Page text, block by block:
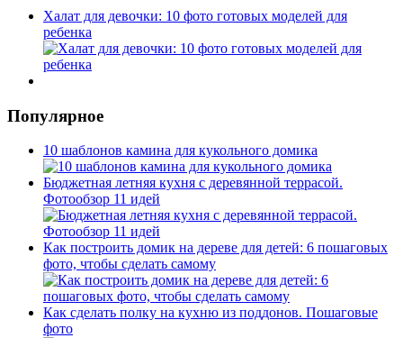
Халат для девочки: 10 фото готовых моделей для
ребенка
Популярное
10 шаблонов камина для кукольного домика
Бюджетная летняя кухня с деревянной террасой.
Фотообзор 11 идей
Как построить домик на дереве для детей: 6 пошаговых
фото, чтобы сделать самому
Как сделать полку на кухню из поддонов. Пошаговые
фото